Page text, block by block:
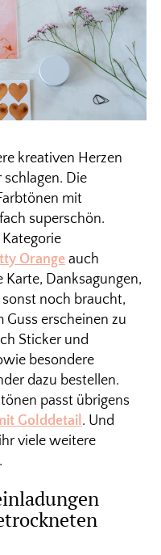
kreativen Herzen
Die
mit
superschön.
Orangeauch
Danksagungen,
noch braucht,
Guss erscheinen zu
Sticker und
besondere
dazu bestellen.
passt übrigens
Golddetail. Und
viele weitere